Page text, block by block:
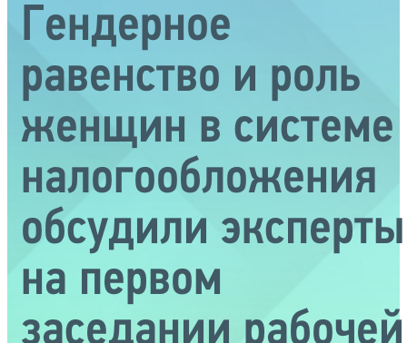
Гендерное
равенство и роль
женщин в системе
налогообложения
обсудили эксперты
на первом
заседании рабочей